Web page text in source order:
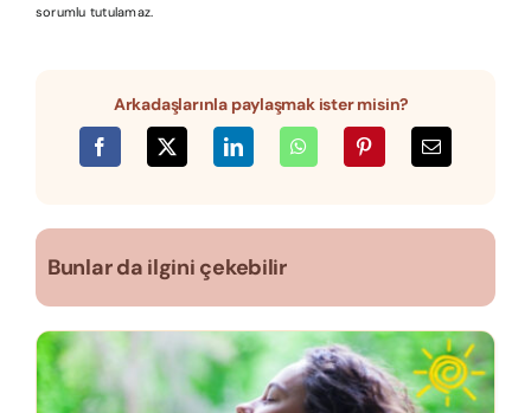
sorumlu tutulamaz.
Arkadaşlarınla paylaşmak ister misin?
Bunlar da ilgini çekebilir